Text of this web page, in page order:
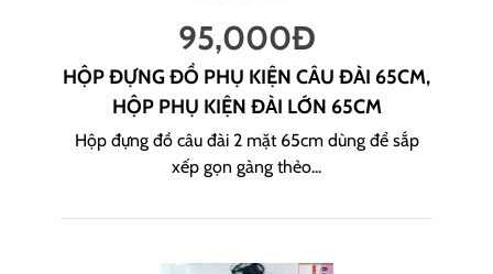
95,000Đ
HỘP ĐỰNG ĐỒ PHỤ KIỆN CÂU ĐÀI 65CM,
HỘP PHỤ KIỆN ĐÀI LỚN 65CM
Hộp đựng đồ câu đài 2 mặt 65cm dùng để sắp
xếp gọn gàng thẻo...